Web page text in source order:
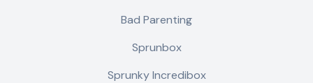
Bad Parenting
Sprunbox
Sprunky Incredibox